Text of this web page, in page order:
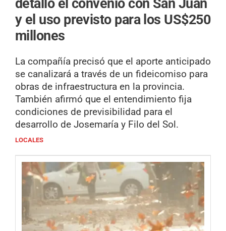
detalló el convenio con San Juan
y el uso previsto para los US$250
millones
La compañía precisó que el aporte anticipado
se canalizará a través de un fideicomiso para
obras de infraestructura en la provincia.
También afirmó que el entendimiento fija
condiciones de previsibilidad para el
desarrollo de Josemaría y Filo del Sol.
LOCALES